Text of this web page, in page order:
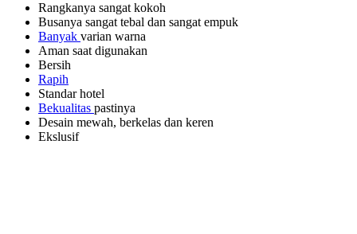
Rangkanya sangat kokoh
Busanya sangat tebal dan sangat empuk
Banyak varian warna
Aman saat digunakan
Bersih
Rapih
Standar hotel
Bekualitas pastinya
Desain mewah, berkelas dan keren
Ekslusif